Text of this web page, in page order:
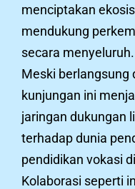
menciptakan
mendukung
secara menyeluruh.
Meski berlangsung
kunjungan ini
jaringan dukungan
terhadap dunia
pendidikan vokasi
Kolaborasi seperti